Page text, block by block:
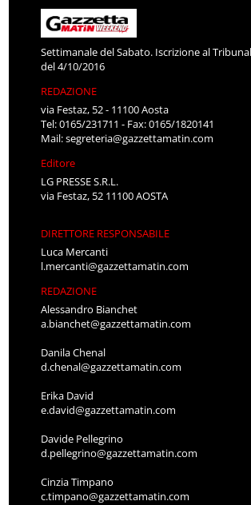
Settimanale del Sabato. Iscrizione al
del 4/10/2016
REDAZIONE
via Festaz, 52 - 11100 Aosta
Tel: 0165/231711 - Fax: 0165/1820141
Mail:segreteria@gazzettamatin.com
Editore
LG PRESSE S.R.L.
via Festaz, 52 11100 AOSTA
DIRETTORE RESPONSABILE
Luca Mercanti
l.mercanti@gazzettamatin.com
REDAZIONE
Alessandro Bianchet
a.bianchet@gazzettamatin.com
Danila Chenal
d.chenal@gazzettamatin.com
Erika David
e.david@gazzettamatin.com
Davide Pellegrino
d.pellegrino@gazzettamatin.com
Cinzia Timpano
c.timpano@gazzettamatin.com